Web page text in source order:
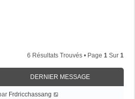
6 Résultats Trouvés • Page 1 Sur 1
DERNIER MESSAGE
Frdricchassang